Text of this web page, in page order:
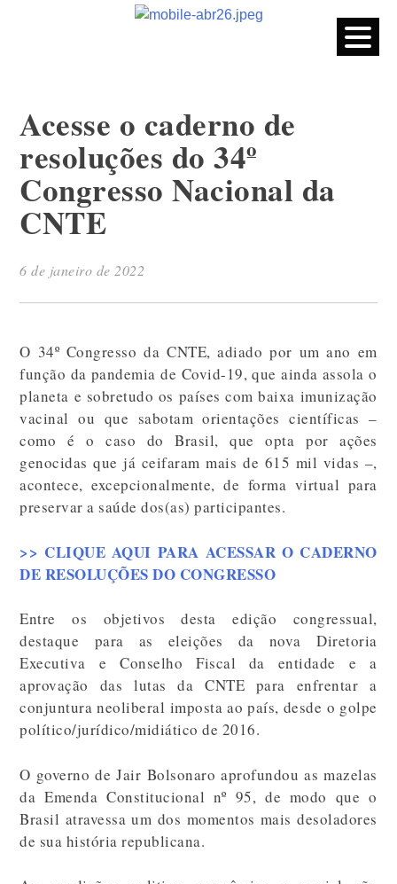
CPERS – Sindicato dos Professores e Funcionários de escola
Acesse o caderno de
resoluções do 34º
Congresso Nacional da
CNTE
6 de janeiro de 2022
O 34º Congresso da CNTE, adiado por um ano em
função da pandemia de Covid-19, que ainda assola o
planeta e sobretudo os países com baixa imunização
vacinal ou que sabotam orientações científicas –
como é o caso do Brasil, que opta por ações
genocidas que já ceifaram mais de 615 mil vidas –,
acontece, excepcionalmente, de forma virtual para
preservar a saúde dos(as) participantes.
>> CLIQUE AQUI PARA ACESSAR O CADERNO
DE RESOLUÇÕES DO CONGRESSO
Entre os objetivos desta edição congressual,
destaque para as eleições da nova Diretoria
Executiva e Conselho Fiscal da entidade e a
aprovação das lutas da CNTE para enfrentar a
conjuntura neoliberal imposta ao país, desde o golpe
político/jurídico/midiático de 2016.
O governo de Jair Bolsonaro aprofundou as mazelas
da Emenda Constitucional nº 95, de modo que o
Brasil atravessa um dos momentos mais desoladores
de sua história republicana.